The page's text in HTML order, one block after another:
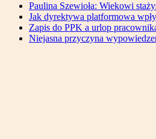
Paulina Szewioła: Wiekowi
Jak dyrektywa platformowa
Zapis do PPK a urlop
Niejasna przyczyna